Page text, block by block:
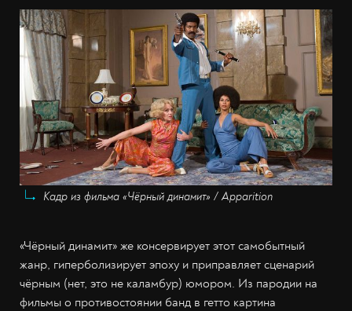
Кадр из фильма «Чёрный динамит» / Apparition
«Чёрный динамит» же консервирует этот самобытный
жанр, гиперболизирует эпоху и приправляет сценарий
чёрным (нет, это не каламбур) юмором. Из пародии на
фильмы о противостоянии банд в гетто картина